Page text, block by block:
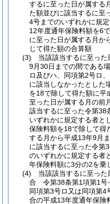
するに至った日が属する
た額並びに該当するに至
4号までのいずれかに規
12年度通年保険料額を6
に至った日が属する月か
じて得た額の合算額
(3)
当該該当するに至っ
9月30日までの間である
ロ及びハ、同項第2号ロ
に該当しなかったとした
を18で除して得た額に平
至った日が属する月の前
該当するに至った令第38
いずれかに規定する者と
保険料額を18で除して得
する月から平成13年9月
に該当するに至った令第
のいずれかに規定する者
年保険料額に3分の2を乗
(4)
当該該当するに至っ
合 令第38条第1項第1号
同項第3号ロ又は同項第4
合の平成13年度通年保険